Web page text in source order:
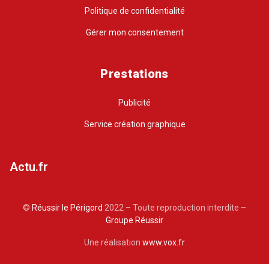
Politique de confidentialité
Gérer mon consentement
Prestations
Publicité
Service création graphique
Actu.fr
© Réussir le Périgord 2022 – Toute reproduction interdite –
Groupe Réussir
Une réalisation www.vox.fr